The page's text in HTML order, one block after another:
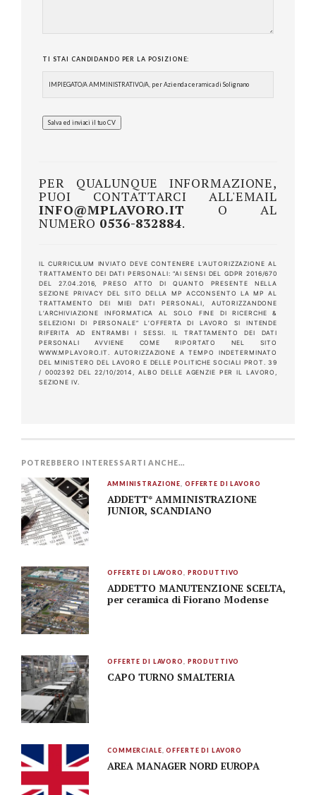
TI STAI CANDIDANDO PER LA POSIZIONE:
PER QUALUNQUE INFORMAZIONE,
PUOI CONTATTARCI ALL'EMAIL
INFO@MPLAVORO.IT O AL
NUMERO 0536-832884.
IL CURRICULUM INVIATO DEVE CONTENERE L’AUTORIZZAZIONE AL
TRATTAMENTO DEI DATI PERSONALI: “AI SENSI DEL GDPR 2016/670
DEL 27.04.2016, PRESO ATTO DI QUANTO PRESENTE NELLA
SEZIONE PRIVACY DEL SITO DELLA MP ACCONSENTO LA MP AL
TRATTAMENTO DEI MIEI DATI PERSONALI, AUTORIZZANDONE
L’ARCHIVIAZIONE INFORMATICA AL SOLO FINE DI RICERCHE &
SELEZIONI DI PERSONALE” L’OFFERTA DI LAVORO SI INTENDE
RIFERITA AD ENTRAMBI I SESSI. IL TRATTAMENTO DEI DATI
PERSONALI AVVIENE COME RIPORTATO NEL SITO
WWW.MPLAVORO.IT. AUTORIZZAZIONE A TEMPO INDETERMINATO
DEL MINISTERO DEL LAVORO E DELLE POLITICHE SOCIALI PROT. 39
/ 0002392 DEL 22/10/2014, ALBO DELLE AGENZIE PER IL LAVORO,
SEZIONE IV.
POTREBBERO INTERESSARTI ANCHE...
AMMINISTRAZIONE OFFERTE DI LAVORO
ADDETT* AMMINISTRAZIONE
JUNIOR, SCANDIANO
OFFERTE DI LAVORO PRODUTTIVO
ADDETTO MANUTENZIONE SCELTA,
per ceramica di Fiorano Modense
OFFERTE DI LAVORO PRODUTTIVO
CAPO TURNO SMALTERIA
COMMERCIALE ,OFFERTE DI LAVORO
AREA MANAGER NORD EUROPA